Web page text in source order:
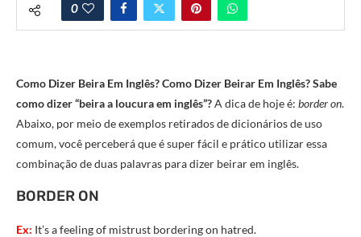
0
Como Dizer Beira Em Inglês? Como Dizer Beirar Em Inglês? Sabe
como dizer “beira a loucura em inglês”?A dica de hoje é: border on.
Abaixo, por meio de exemplos retirados de dicionários de uso
comum, você perceberá que é super fácil e prático utilizar essa
combinação de duas palavras para dizer beirar em inglês.
BORDER ON
Ex: It’s a feeling of mistrust bordering on hatred.